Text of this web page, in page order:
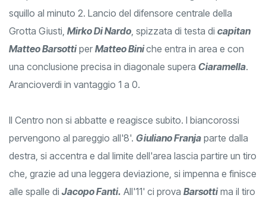
La ripresa si accende immediatamente e regala il primo
squillo al minuto 2. Lancio del difensore centrale della
Grotta Giusti,Mirko Di Nardo, spizzata di testa di capitan
Matteo BarsottiperMatteo Biniche entra in area e con
una conclusione precisa in diagonale supera
Il Centro non si abbatte e reagisce subito. I biancorossi
pervengono al pareggio all'8'. Giuliano Franjaparte dalla
destra, si accentra e dal limite dell'area lascia partire un tiro
che, grazie ad una leggera deviazione, si impenna e finisce